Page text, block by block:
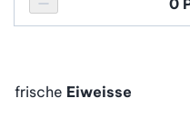
Personenanzahl verringern
Personenanzahl
frische Eiweisse